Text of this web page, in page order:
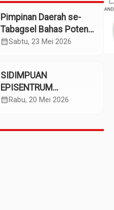
Pimpinan Daerah se-
Tabagsel Bahas Potensi
Penerbangan Dua
calendar_monthSabtu, 23 Mei 2026
SIDIMPUAN
EPISENTRUM
TABAGSEL, GEJOLAK
calendar_month Rabu, 20 Mei 2026